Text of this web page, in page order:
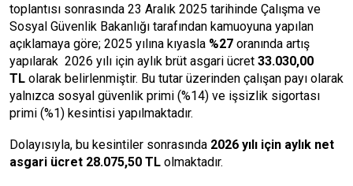
toplantısı sonrasında 23 Aralık 2025 tarihinde Çalışma ve
Sosyal Güvenlik Bakanlığı tarafından kamuoyuna yapılan
açıklamaya göre; 2025 yılına kıyasla %27 oranında artış
yapılarak 2026 yılı için aylık brüt asgari ücret 33.030,00
TL olarak belirlenmiştir. Bu tutar üzerinden çalışan payı olarak
yalnızca sosyal güvenlik primi (%14) ve işsizlik sigortası
primi (%1) kesintisi yapılmaktadır.
Dolayısıyla, bu kesintiler sonrasında 2026 yılı için aylık net
asgari ücret 28.075,50 TL olmaktadır.